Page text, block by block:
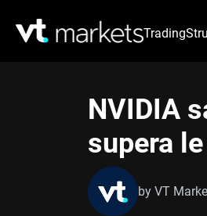
Trading
NVIDIA
supera
by VT